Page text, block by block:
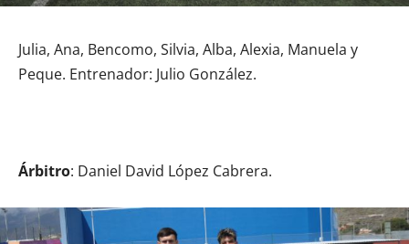
Julia, Ana, Bencomo, Silvia, Alba, Alexia, Manuela y
Peque. Entrenador: Julio González.
Árbitro: Daniel David López Cabrera.